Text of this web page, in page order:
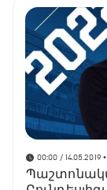
00:00 / 14.05.2019